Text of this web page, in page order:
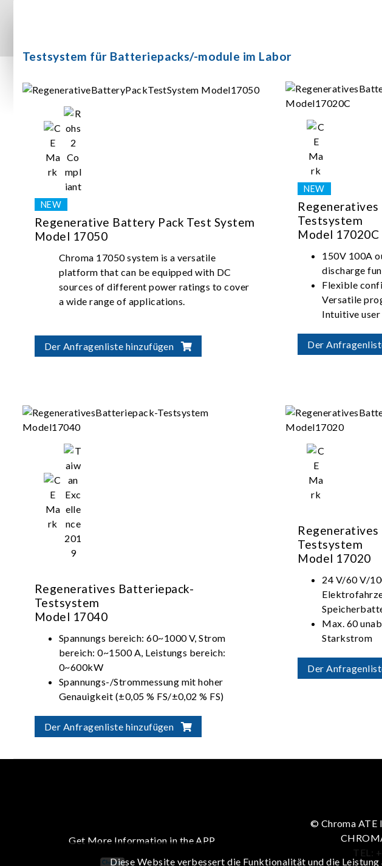
Testsystem für Batteriepacks/-module im Labor
Regenerative Battery Pack Test System
Model 17050
Chroma 17050 system is a versatile
platform that can be equipped with DC
sources of different power ratings to cover
a wide range of applications.
Der Anfragenliste hinzufügen
Testsystem
Model 17020C
150V 100A
discharge
Flexible
Versatile
Intuitive
charging and
certification
Der
Regeneratives Batteriepack-
Testsystem
Model 17040
Spannungs bereich: 60~1000 V, Strom
bereich: 0~1500 A, Leistungs bereich:
0~600kW
Spannungs-/Strommessung mit hoher
Genauigkeit (±0,05 % FS/±0,02 % FS)
automatische Bereichseinstellungsfunktion
zur Bereitstellung einer optimalen
Der Anfragenliste hinzufügen
Testsystem
Model 17020
24 V/60 V/
Max. 60
Starkstrom
Der
Get More Information in the APP
© Chroma ATE
TEL:
Diese Website verbessert die Funktionalität und die